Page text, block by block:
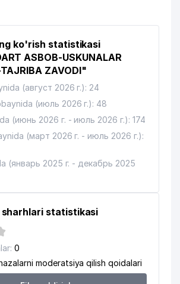
ko'rish statistikasi
ASBOB-USKUNALAR
ZAVODI"
(август 2026 г.): 24
(июль 2026 г.): 48
(июнь 2026 г. - июль 2026 г.): 174
(март 2026 г. - июль 2026 г.):
(январь 2025 г. - декабрь 2025
sharhlari statistikasi
0
moderatsiya qilish qoidalari